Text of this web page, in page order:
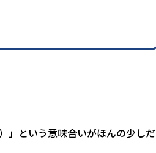
」という意味合いがほんの少しだ